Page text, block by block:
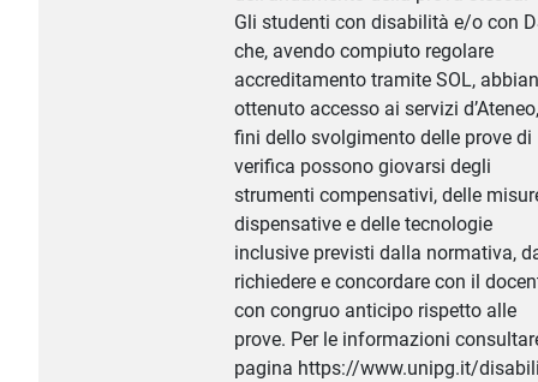
Gli studenti con disabilità e/o con
che, avendo compiuto regolare
accreditamento tramite SOL,
ottenuto accesso ai servizi
fini dello svolgimento delle prove di
verifica possono giovarsi degli
strumenti compensativi, delle
dispensative e delle tecnologie
inclusive previsti dalla normativa,
richiedere e concordare con il
con congruo anticipo rispetto alle
prove. Per le informazioni
pagina https://www.unipg.it/